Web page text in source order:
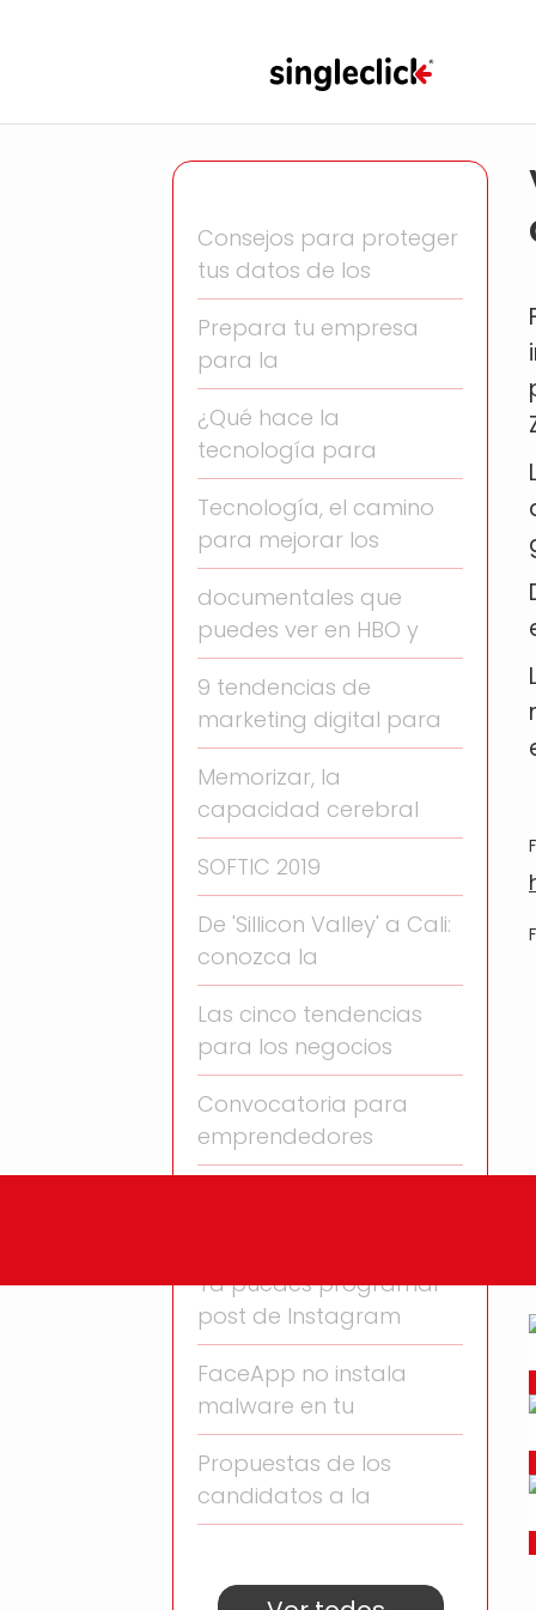
Consejos para proteger
tus datos de los
Prepara tu empresa
para la
¿Qué hace la
tecnología para
Tecnología, el camino
para mejorar los
documentales que
puedes ver en HBO y
9 tendencias de
marketing digital para
Memorizar, la
capacidad cerebral
SOFTIC 2019
De 'Sillicon Valley' a Cali:
conozca la
Las cinco tendencias
para los negocios
Convocatoria para
emprendedores
Ya puedes programar
post de Instagram
FaceApp no instala
malware en tu
Propuestas de los
candidatos a la